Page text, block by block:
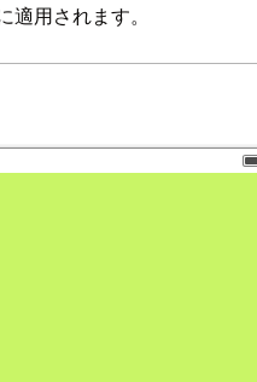
用されます。